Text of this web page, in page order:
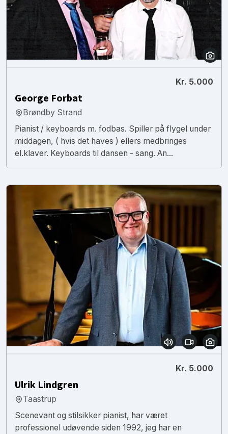
Kr. 5.000
George Forbat
Brøndby Strand
Pianist / keyboards m. fodbas. Spiller på flygel under
middagen, ( hvis det haves ) ellers medbringes
el.klaver. Keyboards til dansen - sang. An...
Kr. 5.000
Ulrik Lindgren
Taastrup
Scenevant og stilsikker pianist, har været
professionel udøvende siden 1992, jeg har en